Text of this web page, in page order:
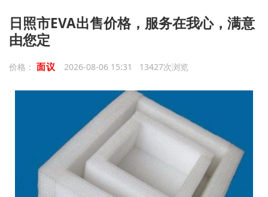
日照市EVA出售价格，服务在我心，满意
由您定
价格： 面议 2026-08-06 15:31 13427次浏览